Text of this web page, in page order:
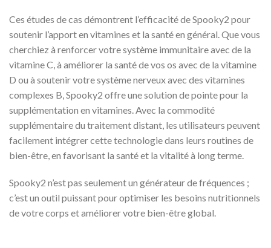
Ces études de cas démontrent l’efficacité de Spooky2 pour
soutenir l’apport en vitamines et la santé en général. Que vous
cherchiez à renforcer votre système immunitaire avec de la
vitamine C, à améliorer la santé de vos os avec de la vitamine
D ou à soutenir votre système nerveux avec des vitamines
complexes B, Spooky2 offre une solution de pointe pour la
supplémentation en vitamines. Avec la commodité
supplémentaire du traitement distant, les utilisateurs peuvent
facilement intégrer cette technologie dans leurs routines de
bien-être, en favorisant la santé et la vitalité à long terme.
Spooky2 n’est pas seulement un générateur de fréquences ;
c’est un outil puissant pour optimiser les besoins nutritionnels
de votre corps et améliorer votre bien-être global.